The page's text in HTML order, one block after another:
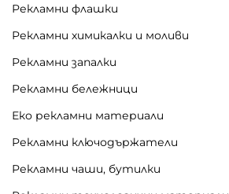
Рекламни флашки
Рекламни химикалки и моливи
Рекламни запалки
Рекламни бележници
Еко рекламни материали
Рекламни ключодържатели
Рекламни чаши, бутилки